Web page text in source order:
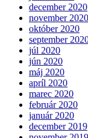
december 2020
november 2020
október 2020
september
júl 2020
jún 2020
máj 2020
apríl 2020
marec 2020
február 2020
január 2020
december 2019